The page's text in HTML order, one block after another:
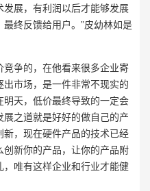
展，有利润以后才能够发展
终反馈给用户。”皮幼林如是
争的，在他看来很多企业寄
市场，是一件非常不现实的
天，低价最终导致的一定会
之道就是好好的做自己的产
，现在硬件产品的技术已经
新你的产品，让你的产品附
唯有这样企业和行业才能健